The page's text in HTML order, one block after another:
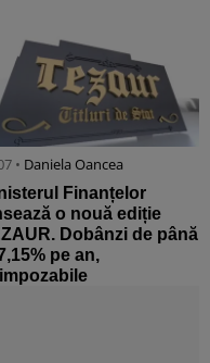
• Daniela Oancea
Finanțelor
o nouă ediție
Dobânzi de până
pe an,